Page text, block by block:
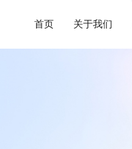
首页 关于我们